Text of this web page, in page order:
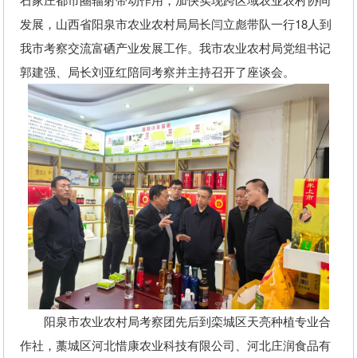
发展，山西省阳泉市农业农村局局长闫立彪带队一行18人到
我市考察交流富硒产业发展工作。我市农业农村局党组书记
郭建强、局长刘亚红陪同考察并主持召开了座谈会。
阳泉市农业农村局考察团先后到栾城区天亮种植专业合
作社，藁城区河北惜康农业科技有限公司、河北庄润食品有